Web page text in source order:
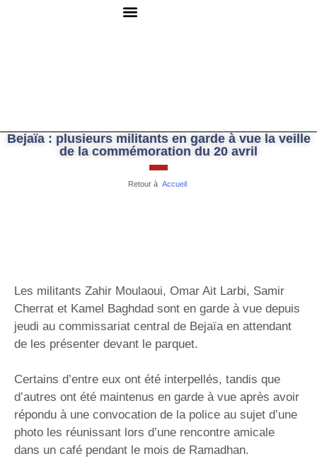
Bejaïa : plusieurs militants en garde à vue la veille
de la commémoration du 20 avril
Retour à Accueil
Les militants Zahir Moulaoui, Omar Ait Larbi, Samir
Cherrat et Kamel Baghdad sont en garde à vue depuis
jeudi au commissariat central de Bejaïa en attendant
de les présenter devant le parquet.
Certains d’entre eux ont été interpellés, tandis que
d’autres ont été maintenus en garde à vue après avoir
répondu à une convocation de la police au sujet d’une
photo les réunissant lors d’une rencontre amicale
dans un café pendant le mois de Ramadhan.